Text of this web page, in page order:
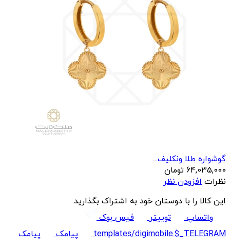
گوشواره طلا ونکلیف...
64,035,000 تومان
نظرات افزودن نظر
این کالا را با دوستان خود به اشتراک بگذارید
واتساپ
توییتر
فیس بوک
templates/digimobile.$_TELEGRAM
پیامک پیامک